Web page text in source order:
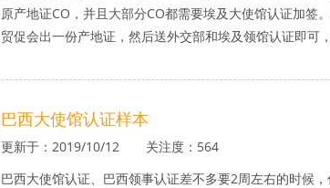
原产地证CO，并且大部分CO都需要埃及大使馆认证加签
贸促会出一份产地证，然后送外交部和埃及领馆认证即可
巴西大使馆认证样本
更新于：2019/10/12 关注度：564
巴西大使馆认证、巴西领事认证差不多要2周左右的时候